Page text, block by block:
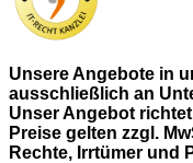
Unsere Angebote in
ausschließlich an
Unser Angebot
Preise gelten zzgl.
Rechte, Irrtümer und